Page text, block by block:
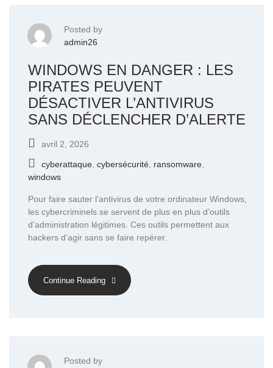
Posted by
admin26
WINDOWS EN DANGER : LES
PIRATES PEUVENT
DÉSACTIVER L’ANTIVIRUS
SANS DÉCLENCHER D’ALERTE
avril 2, 2026
cyberattaque cybersécurité ransomware
windows
Pour faire sauter l’antivirus de votre ordinateur Windows,
les cybercriminels se servent de plus en plus d’outils
d’administration légitimes. Ces outils permettent aux
hackers d’agir sans se faire repérer.
Continue Reading
Posted by